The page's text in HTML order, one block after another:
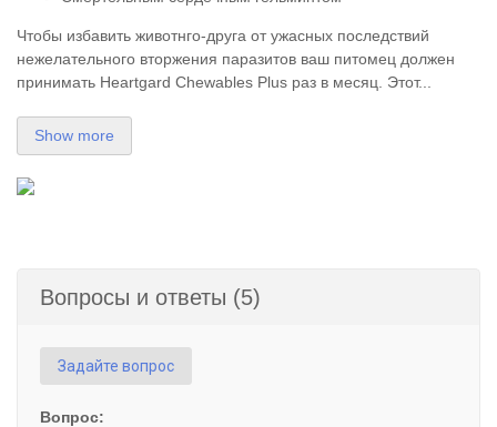
Чтобы избавить животнго-друга от ужасных последствий
нежелательного вторжения паразитов ваш питомец должен
принимать Heartgard Chewables Plus раз в месяц. Этот...
Show more
Вопросы и ответы (5)
Задайте вопрос
Вопрос: